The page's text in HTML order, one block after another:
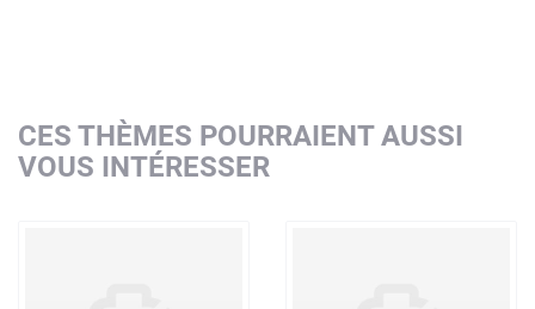
CES THÈMES POURRAIENT AUSSI
VOUS INTÉRESSER